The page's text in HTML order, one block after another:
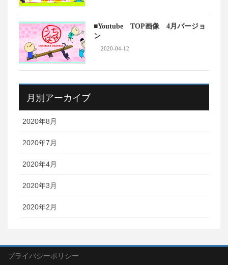
■Youtube TOP画像 4月バージョ
ン
2020-04-12
月別アーカイブ
2020年8月
2020年7月
2020年4月
2020年3月
2020年2月
プライバシーポリシー